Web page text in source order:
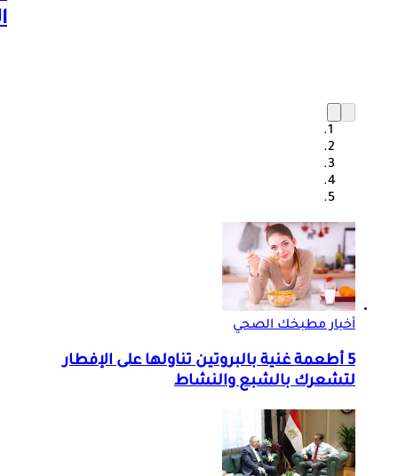
أخبار مطبخك الصحي
5 أطعمة غنية بالبروتين تناولها على الإفطار
لتشعرك بالشبع والنشاط